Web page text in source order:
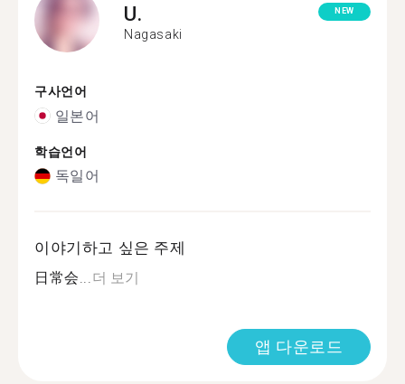
U.
Nagasaki
NEW
구사언어
일본어
학습언어
독일어
이야기하고 싶은 주제
日常会...더 보기
앱 다운로드